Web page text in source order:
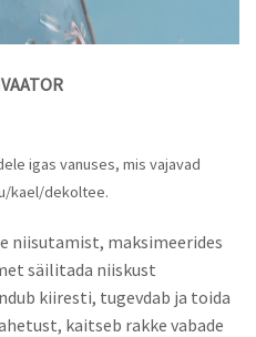
igas vanuses, mis vajavad
kael/dekoltee.
niisutamist, maksimeerides
säilitada niiskust
kiiresti, tugevdab ja toida
kaitseb rakke vabade